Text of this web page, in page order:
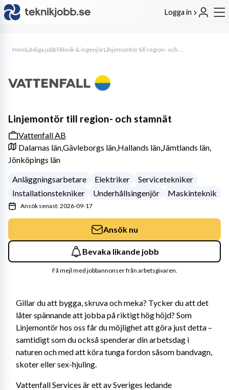
Logga in
HemLediga jobbTeknik & ingenjör Linjemontör till region- och stamnät
Gillar du att bygga, skruva och meka? Tycker du att det
låter spännande att jobba på riktigt hög höjd? Som
Linjemontör hos oss får du möjlighet att göra just detta –
samtidigt som du också spenderar din arbetsdag i
naturen och med att köra tunga fordon såsom bandvagn,
skoter eller sex-hjuling.
Vattenfall Services är ett av Sveriges ledande
Linjemontör till region- och stamnät
Vattenfall AB
Dalarnas län,Gävleborgs län,Hallands län,Jämtlands län,
Jönköpings län
Anläggningsarbetare
Elektriker
Servicetekniker
Installationstekniker
Underhållsingenjör Maskinteknik
Ansök senast: 2026-09-17
Ansök nu
Bevaka likande jobb
Få mejl med jobbannonser från arbetsgivaren.